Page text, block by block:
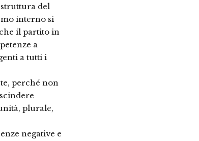
del
interno si
il partito in
a
a tutti i
perché non
plurale,
negative e